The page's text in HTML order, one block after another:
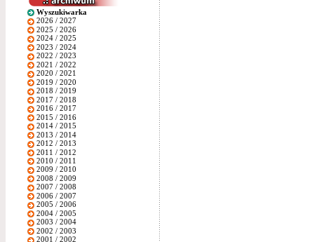
Wyszukiwarka
2026 / 2027
2025 / 2026
2024 / 2025
2023 / 2024
2022 / 2023
2021 / 2022
2020 / 2021
2019 / 2020
2018 / 2019
2017 / 2018
2016 / 2017
2015 / 2016
2014 / 2015
2013 / 2014
2012 / 2013
2011 / 2012
2010 / 2011
2009 / 2010
2008 / 2009
2007 / 2008
2006 / 2007
2005 / 2006
2004 / 2005
2003 / 2004
2002 / 2003
2001 / 2002